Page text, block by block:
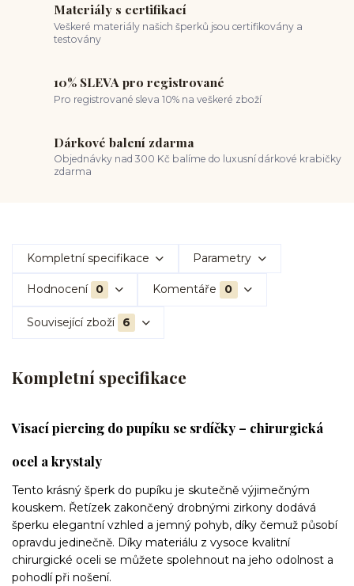
Materiály s certifikací
Veškeré materiály našich šperků jsou certifikovány a
testovány
10% SLEVA pro registrované
Pro registrované sleva 10% na veškeré zboží
Dárkové balení zdarma
Objednávky nad 300 Kč balíme do luxusní dárkové krabičky
zdarma
Kompletní specifikace Parametry
Hodnocení 0 Komentáře 0
Související zboží 6
Kompletní specifikace
Visací piercing do pupíku se srdíčky – chirurgická
ocel a krystaly
Tento krásný šperk do pupíku je skutečně výjimečným
kouskem. Řetízek zakončený drobnými zirkony dodává
šperku elegantní vzhled a jemný pohyb, díky čemuž působí
opravdu jedinečně. Díky materiálu z vysoce kvalitní
chirurgické oceli se můžete spolehnout na jeho odolnost a
pohodlí při nošení.